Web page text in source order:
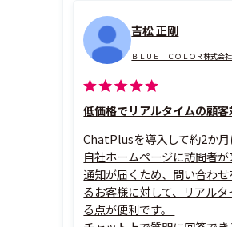
吉松 正剛
ＢＬＵＥ ＣＯＬＯＲ株式会社
低価格でリアルタイムの顧
ChatPlusを導入して約2か月
自社ホームページに訪問者
通知が届くため、問い合わ
るお客様に対して、リアル
る点が便利です。